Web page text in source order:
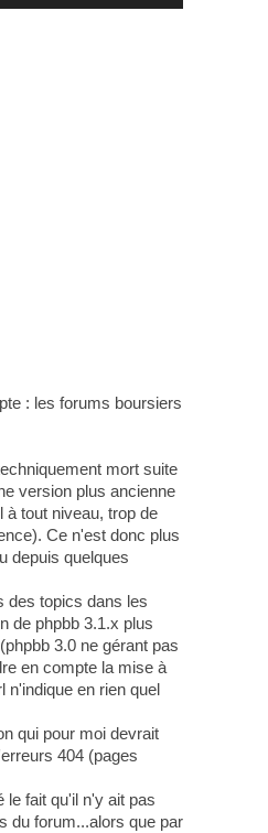
: les forums boursiers
mort suite
version plus ancienne
à tout niveau, trop de
Ce n'est donc plus
depuis quelques
des topics dans les
de phpbb 3.1.x plus
3.0 ne gérant pas
en compte la mise à
n'indique en rien quel
qui pour moi devrait
404 (pages
fait qu'il n'y ait pas
du forum...alors que par